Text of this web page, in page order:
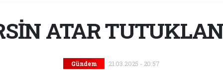
ATAR
Gündem 21.03.2025 - 20:57